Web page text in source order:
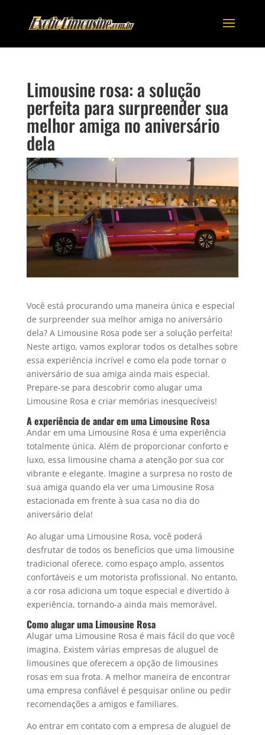
Limousine rosa: a solução
perfeita para surpreender sua
melhor amiga no aniversário
dela
Você está procurando uma maneira única e especial
de surpreender sua melhor amiga no aniversário
dela? A Limousine Rosa pode ser a solução perfeita!
Neste artigo, vamos explorar todos os detalhes sobre
essa experiência incrível e como ela pode tornar o
aniversário de sua amiga ainda mais especial.
Prepare-se para descobrir como alugar uma
Limousine Rosa e criar memórias inesquecíveis!
A experiência de andar em uma Limousine Rosa
Andar em uma Limousine Rosa é uma experiência
totalmente única. Além de proporcionar conforto e
luxo, essa limousine chama a atenção por sua cor
vibrante e elegante. Imagine a surpresa no rosto de
sua amiga quando ela ver uma Limousine Rosa
estacionada em frente à sua casa no dia do
aniversário dela!
Ao alugar uma Limousine Rosa, você poderá
desfrutar de todos os benefícios que uma limousine
tradicional oferece, como espaço amplo, assentos
confortáveis e um motorista profissional. No entanto,
a cor rosa adiciona um toque especial e divertido à
experiência, tornando-a ainda mais memorável.
Como alugar uma Limousine Rosa
Alugar uma Limousine Rosa é mais fácil do que você
imagina. Existem várias empresas de aluguel de
limousines que oferecem a opção de limousines
rosas em sua frota. A melhor maneira de encontrar
uma empresa confiável é pesquisar online ou pedir
recomendações a amigos e familiares.
Ao entrar em contato com a empresa de aluguel de